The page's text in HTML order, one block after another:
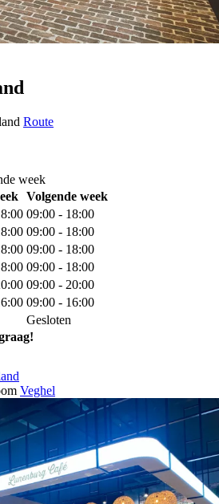
Route
week
Volgende week
09:00 - 18:00
09:00 - 18:00
09:00 - 18:00
09:00 - 18:00
09:00 - 20:00
09:00 - 16:00
Gesloten
Veghel